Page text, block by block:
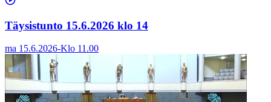
Täysistunto 15.6.2026 klo 14
ma 15.6.2026-Klo 11.00